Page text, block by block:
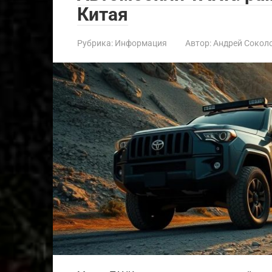
Китая
Рубрика: Информация Автор: Андрей